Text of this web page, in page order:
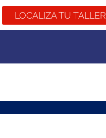
LOCALIZA TU TALLER